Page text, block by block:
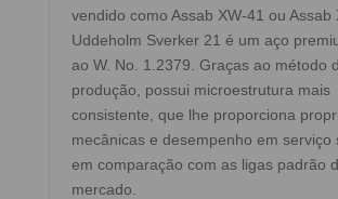
vendido como Assab XW-41 ou Assab
Uddeholm Sverker 21 é um aço
ao W. No. 1.2379. Graças ao método
produção, possui microestrutura mais
consistente, que lhe proporciona
mecânicas e desempenho em serviço
em comparação com as ligas padrão
mercado.